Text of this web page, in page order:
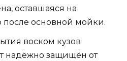
оставшаяся на
после основной мойки.
воском кузов
надёжно защищён от